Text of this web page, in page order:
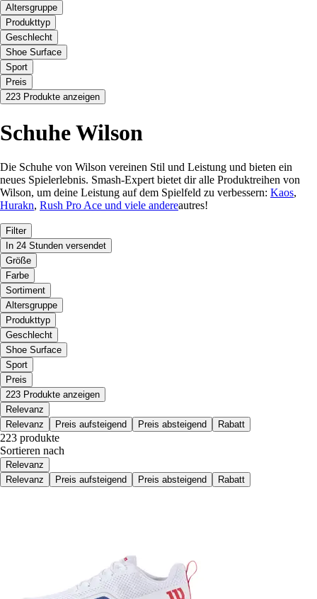
Altersgruppe
Produkttyp
Geschlecht
Shoe Surface
Sport
Preis
223 Produkte anzeigen
Schuhe Wilson
Die Schuhe von Wilson vereinen Stil und Leistung und bieten ein
neues Spielerlebnis. Smash-Expert bietet dir alle Produktreihen von
Wilson, um deine Leistung auf dem Spielfeld zu verbessern: Kaos,
Hurakn, Rush Pro Ace und viele andereautres!
Filter
In 24 Stunden versendet
Größe
Farbe
Sortiment
Altersgruppe
Produkttyp
Geschlecht
Shoe Surface
Sport
Preis
223 Produkte anzeigen
Relevanz
Relevanz
Preis aufsteigend Preis absteigend Rabatt
223 produkte
Sortieren nach
Relevanz
Relevanz
Preis aufsteigend Preis absteigend Rabatt